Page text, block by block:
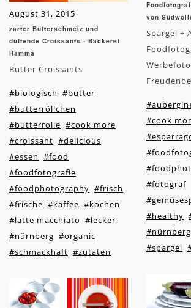
August 31, 2015
zarter Butterschmelz und
duftende Croissants - Bäckerei
Hamma
Butter Croissants
#biologisch #butter
#butterröllchen
#butterrolle #cook more
#croissant #delicious
#essen #food
#foodfotografie
#foodphotography #frisch
#frische #kaffee #kochen
#latte macchiato #lecker
#nürnberg #organic
#schmackhaft #zutaten
von
Spargel +
#cook
#fotograf
#healthy
#nürnberg
#spargel